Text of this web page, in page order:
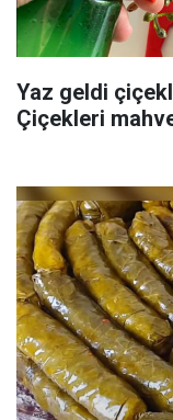
Yaz geldi
Çiçekleri